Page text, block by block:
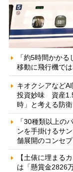
「約5時間かか
移動に飛行機で
キオクシアなど
投資妙味 資産
時」と考える防
「30種類以上の
ンを手掛けるサ
舗展開のコンセ
【土俵に埋まる
は「懸賞金2826